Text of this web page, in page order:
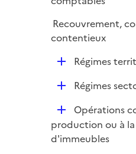
i
r
i
e
Recouvrement,
contentieux
D
e
r
Régimes
D
l
i
Régimes
D
é
p
Opérations
production ou à
d'immeubles